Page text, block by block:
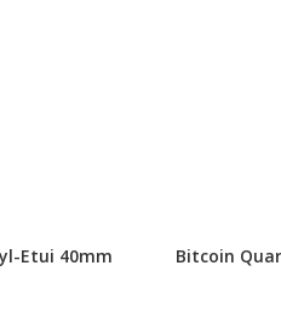
Etui 40mm Bitcoin